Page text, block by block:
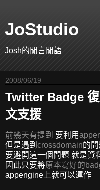
JoStudio
Josh的閒言閒語
2008/06/19
Twitter Badge
文支援
前幾天有提到 要利用
但是遇到 crossdomain的問
要避開這一個問題 就是資
因此只要將原本寫好的
appengine上就可以運作